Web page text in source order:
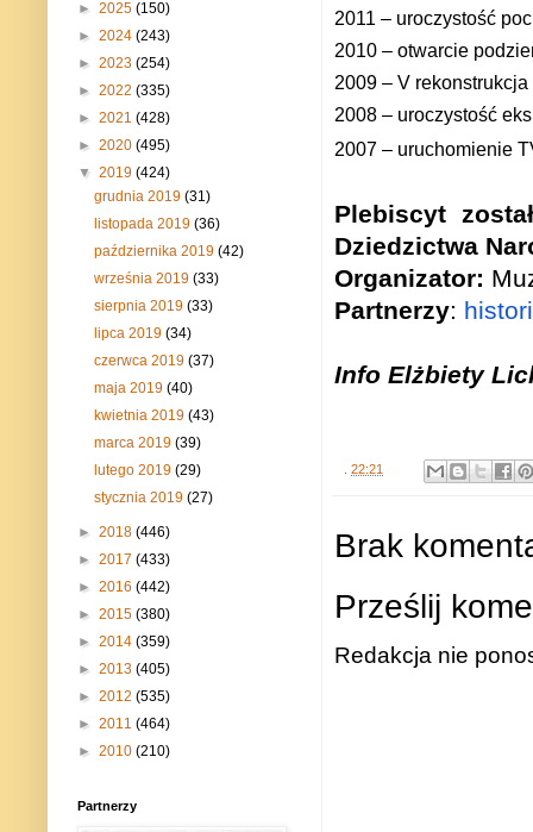
2011 – uroczystość
2010 – otwarcie
2009 – V
2008 – uroczystość
2007 – uruchomienie
Plebiscyt
Dziedzictwa
Organizator:
Partnerzy:
Info Elżbiety
. 22:21
Brak
Prześlij
Redakcja nie
► 2025 (150)
► 2024 (243)
► 2023 (254)
► 2022 (335)
► 2021 (428)
► 2020 (495)
▼ 2019 (424)
grudnia 2019(31)
listopada 2019(36)
października 2019(42)
września 2019(33)
sierpnia 2019(33)
lipca 2019(34)
czerwca 2019(37)
maja 2019(40)
kwietnia 2019(43)
marca 2019(39)
lutego 2019(29)
stycznia 2019(27)
► 2018 (446)
► 2017 (433)
► 2016 (442)
► 2015 (380)
► 2014 (359)
► 2013 (405)
► 2012 (535)
► 2011 (464)
► 2010 (210)
Partnerzy